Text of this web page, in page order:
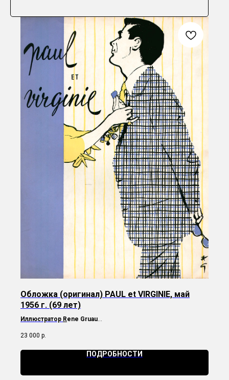
Обложка (оригинал) PAUL et VIRGINIE, май
1956 г. (69 лет)
Иллюстратор Rene Gruau
которую создал легендарный иллюстратор.
23 000 р.
ПОДРОБНОСТИ